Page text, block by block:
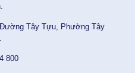
Tây Tựu, Phường Tây
800